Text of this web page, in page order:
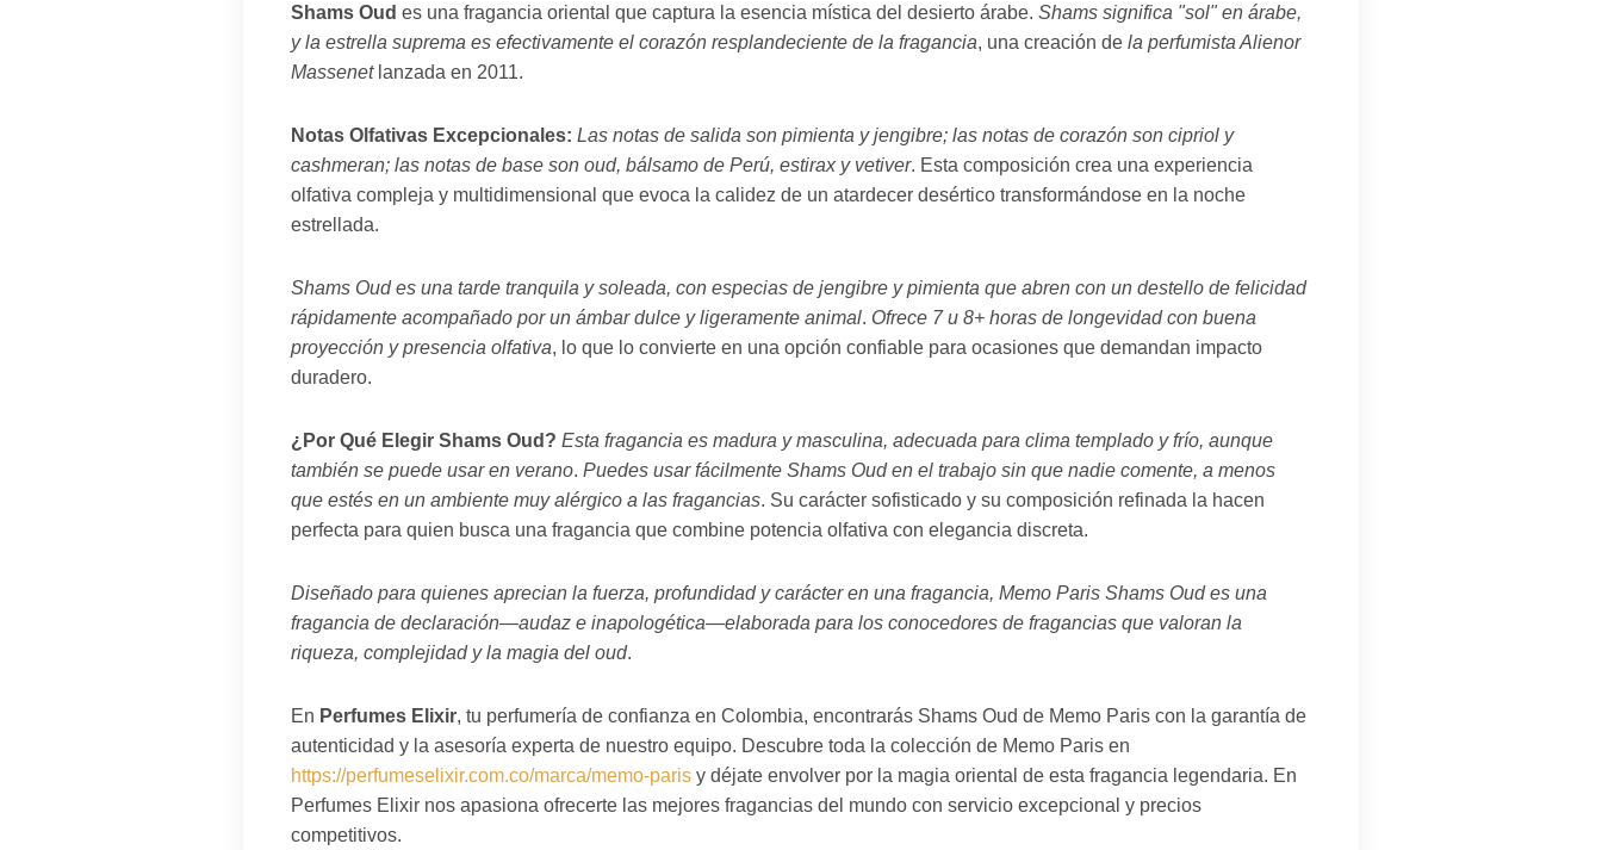
Shams Oud es una fragancia oriental que captura la esencia mística del desierto árabe. Shams significa "sol" en árabe,
y la estrella suprema es efectivamente el corazón resplandeciente de la fragancia, una creación de la perfumista Alienor
Massenetlanzada en 2011.
Notas Olfativas Excepcionales: Las notas de salida son pimienta y jengibre; las notas de corazón son cipriol y
cashmeran; las notas de base son oud, bálsamo de Perú, estirax y vetiver. Esta composición crea una experiencia
olfativa compleja y multidimensional que evoca la calidez de un atardecer desértico transformándose en la noche
estrellada.
Shams Oud es una tarde tranquila y soleada, con especias de jengibre y pimienta que abren con un destello de felicidad
rápidamente acompañado por un ámbar dulce y ligeramente animal. Ofrece 7 u 8+ horas de longevidad con buena
proyección y presencia olfativa, lo que lo convierte en una opción confiable para ocasiones que demandan impacto
duradero.
¿Por Qué Elegir Shams Oud? Esta fragancia es madura y masculina, adecuada para clima templado y frío, aunque
también se puede usar en verano. Puedes usar fácilmente Shams Oud en el trabajo sin que nadie comente, a menos
que estés en un ambiente muy alérgico a las fragancias. Su carácter sofisticado y su composición refinada la hacen
perfecta para quien busca una fragancia que combine potencia olfativa con elegancia discreta.
Diseñado para quienes aprecian la fuerza, profundidad y carácter en una fragancia, Memo Paris Shams Oud es una
fragancia de declaración—audaz e inapologética—elaborada para los conocedores de fragancias que valoran la
riqueza, complejidad y la magia del oud.
En Perfumes Elixir, tu perfumería de confianza en Colombia, encontrarás Shams Oud de Memo Paris con la garantía de
autenticidad y la asesoría experta de nuestro equipo. Descubre toda la colección de Memo Paris en
https://perfumeselixir.com.co/marca/memo-paris y déjate envolver por la magia oriental de esta fragancia legendaria. En
Perfumes Elixir nos apasiona ofrecerte las mejores fragancias del mundo con servicio excepcional y precios
competitivos.